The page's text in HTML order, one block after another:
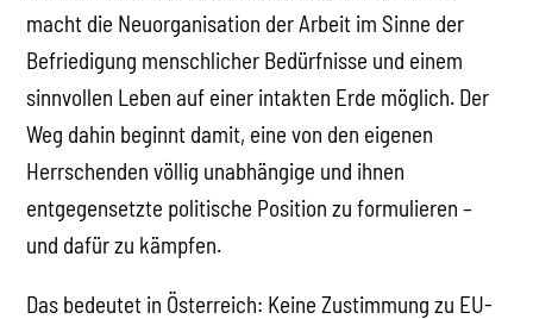
macht die Neuorganisation der Arbeit im Sinne der
Befriedigung menschlicher Bedürfnisse und einem
sinnvollen Leben auf einer intakten Erde möglich. Der
Weg dahin beginnt damit, eine von den eigenen
Herrschenden völlig unabhängige und ihnen
entgegensetzte politische Position zu formulieren –
und dafür zu kämpfen.
Das bedeutet in Österreich: Keine Zustimmung zu EU-